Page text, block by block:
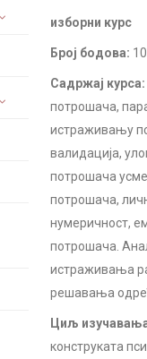
изборни курс
Број бодова:
Садржај курса:
потрошача,
истраживању
валидација,
потрошача
потрошача,
нумеричност,
потрошача.
истраживања
решавања
Циљ
конструката